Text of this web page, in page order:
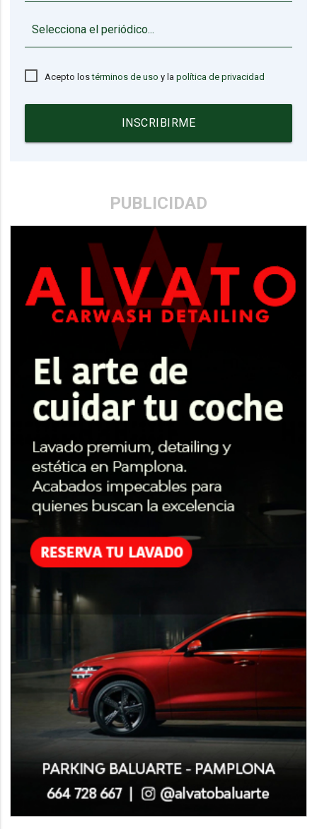
Acepto lostérminos de uso y lapolítica de privacidad
INSCRIBIRME
PUBLICIDAD